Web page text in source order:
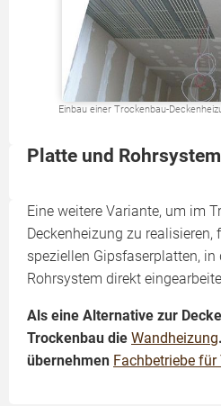
Einbau einer Trockenbau-
Platte und
Eine weitere Variante, um im
Deckenheizung zu
speziellen Gipsfaserplatten,
Rohrsystem direkt
Als eine Alternative zur
Trockenbau die Wandheizung
übernehmen Fachbetriebe für